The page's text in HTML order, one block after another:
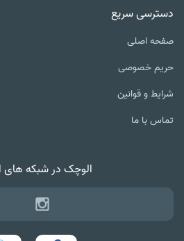
دسترسی سریع
صفحه اصلی
حریم خصوصی
شرایط و قوانین
تماس با ما
الوچک در شبکه های